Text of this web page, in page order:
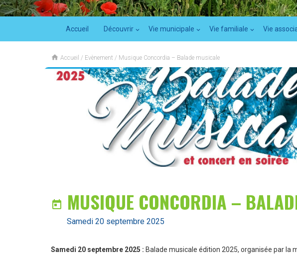
Accueil Découvrir Vie municipale Vie familiale Vie
 Accueil / Evènement / Musique Concordia – Balade musicale
 MUSIQUE CONCORDIA –
samedi 20 septembre 2025
Samedi 20 septembre 2025 : Balade musicale édition 2025, organisée par la